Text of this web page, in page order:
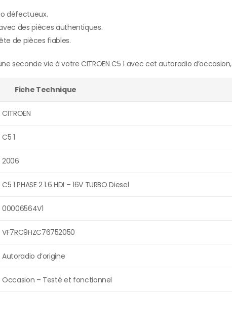
défectueux.
des pièces authentiques.
de pièces fiables.
seconde vie à votre CITROEN C5 1 avec cet autoradio d’occasion,
Fiche Technique
CITROEN
C5 1
2006
C5 1 PHASE 2 1.6 HDI – 16V TURBO Diesel
00006564V1
VF7RC9HZC76752050
Autoradio d’origine
Occasion – Testé et fonctionnel